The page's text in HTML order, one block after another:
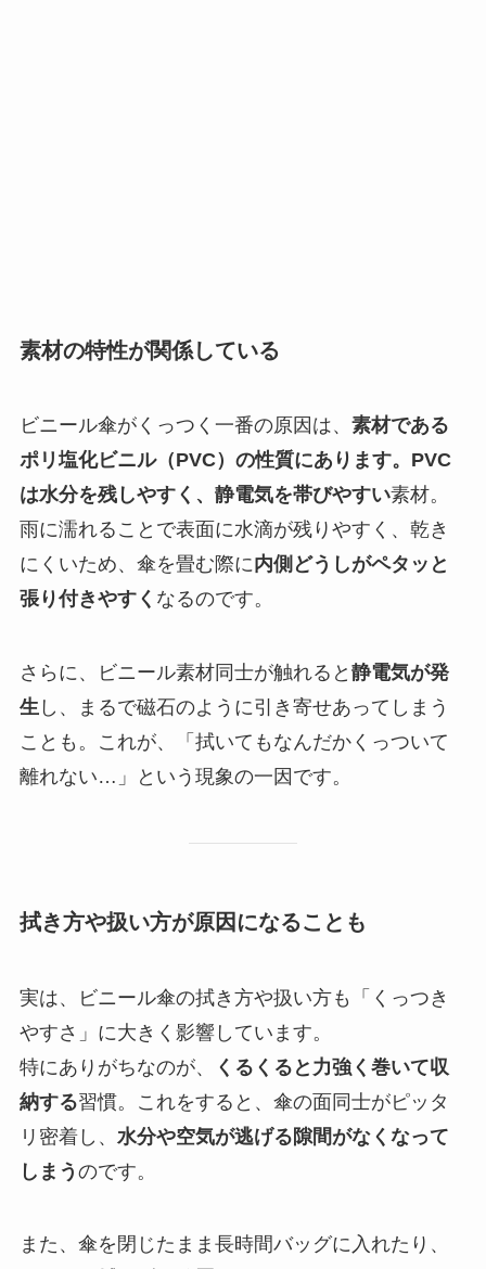
素材の特性が関係している
ビニール傘がくっつく一番の原因は、 素材である
ポリ塩化ビニル（PVC）の性質にあります。PVC
は水分を残しやすく、静電気を帯びやすい素材。
雨に濡れることで表面に水滴が残りやすく、乾き
にくいため、傘を畳む際に内側どうしがペタッと
張り付きやすく なるのです。
さらに、ビニール素材同士が触れると 静電気が発
生し、まるで磁石のように引き寄せあってしまう
ことも。これが、「拭いてもなんだかくっついて
離れない…」という現象の一因です。
拭き方や扱い方が原因になることも
実は、ビニール傘の拭き方や扱い方も「くっつき
やすさ」に大きく影響しています。
特にありがちなのが、
くるくると力強く巻いて収
納する習慣。これをすると、傘の面同士がピッタ
リ密着し、 水分や空気が逃げる隙間がなくなって
しまう のです。
また、傘を閉じたまま長時間バッグに入れたり、